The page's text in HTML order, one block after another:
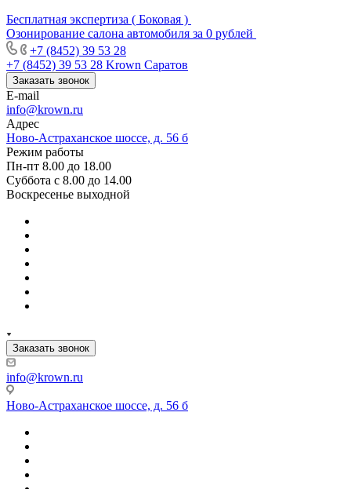
Бесплатная экспертиза ( Боковая )
Озонирование салона автомобиля за 0 рублей
+7 (8452) 39 53 28
+7 (8452) 39 53 28 Krown Саратов
Заказать звонок
E-mail
info@krown.ru
Адрес
Ново-Астраханское шоссе, д. 56 б
Режим работы
Пн-пт 8.00 до 18.00
Суббота с 8.00 до 14.00
Воскресенье выходной
Заказать звонок
info@krown.ru
Ново-Астраханское шоссе, д. 56 б